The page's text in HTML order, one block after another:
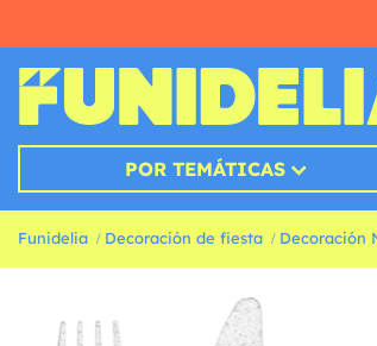
POR TEMÁTICAS
Funidelia Decoración de fiesta Decoración